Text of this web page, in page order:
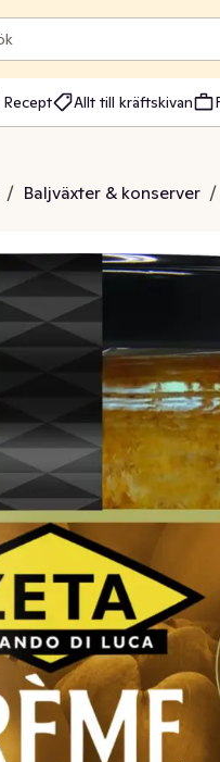
Recept Allt till kräftskivan
/ Baljväxter & konserver /